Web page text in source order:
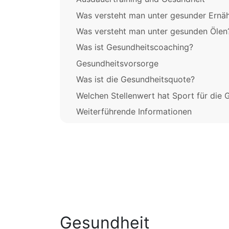
Was versteht man unter gesunder
Was versteht man unter gesunden
Was ist Gesundheitscoaching?
Gesundheitsvorsorge
Was ist die Gesundheitsquote?
Welchen Stellenwert hat Sport für die
Weiterführende Informationen
Gesundheit